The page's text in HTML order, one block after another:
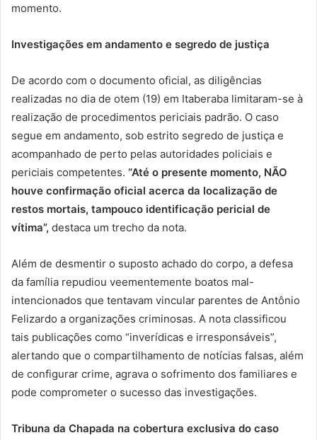
momento.
Investigações em andamento e segredo de justiça
De acordo com o documento oficial, as diligências
realizadas no dia de otem (19) em Itaberaba limitaram-se à
realização de procedimentos periciais padrão. O caso
segue em andamento, sob estrito segredo de justiça e
acompanhado de perto pelas autoridades policiais e
periciais competentes. “Até o presente momento, NÃO
houve confirmação oficial acerca da localização de
restos mortais, tampouco identificação pericial de
vítima”, destaca um trecho da nota.
Além de desmentir o suposto achado do corpo, a defesa
da família repudiou veementemente boatos mal-
intencionados que tentavam vincular parentes de Antônio
Felizardo a organizações criminosas. A nota classificou
tais publicações como “inverídicas e irresponsáveis”,
alertando que o compartilhamento de notícias falsas, além
de configurar crime, agrava o sofrimento dos familiares e
pode comprometer o sucesso das investigações.
Tribuna da Chapada na cobertura exclusiva do caso